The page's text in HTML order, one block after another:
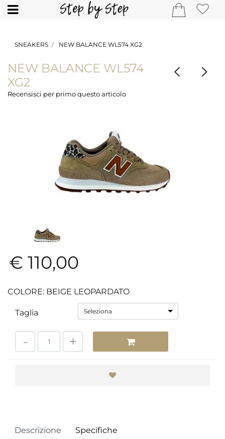
Open
SNEAKERS NEW BALANCE WL574 XG2
NEW BALANCE WL574
XG2
Recensisci per primo questo articolo
€ 110,00
COLORE: BEIGE LEOPARDATO
Taglia Seleziona
Descrizione Specifiche